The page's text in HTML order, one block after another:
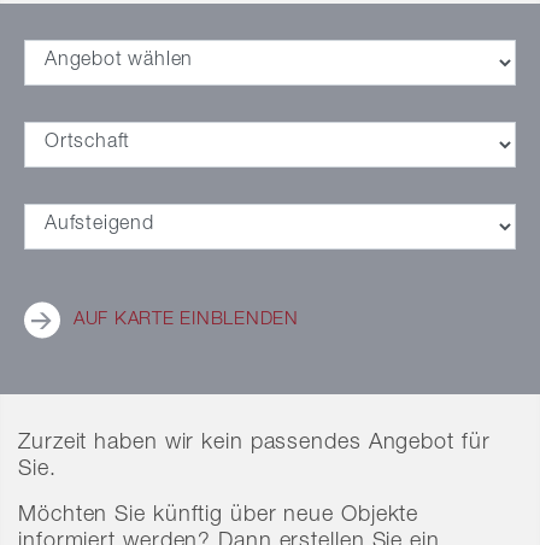
AUF KARTE EINBLENDEN
Zurzeit haben wir kein passendes Angebot für
Sie.
Möchten Sie künftig über neue Objekte